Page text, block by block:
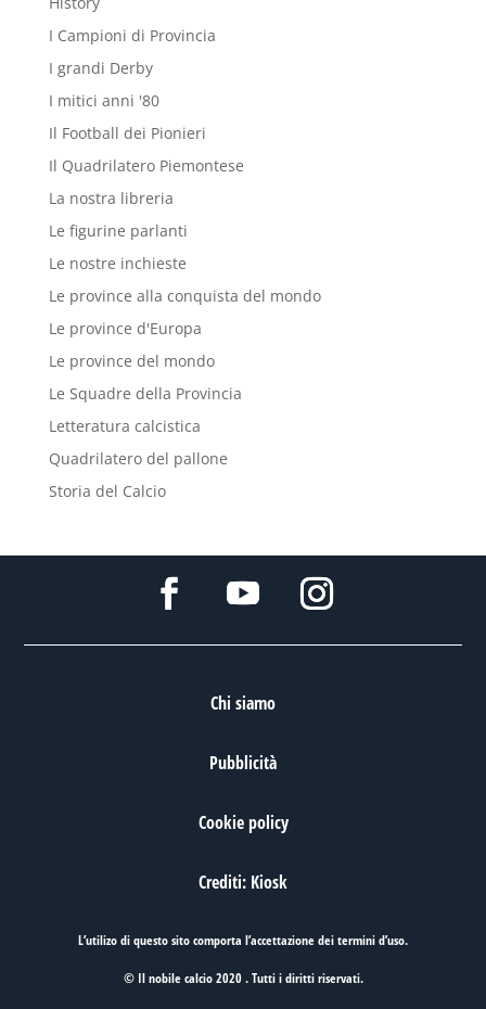
I Campioni di Provincia
I grandi Derby
I mitici anni '80
Il Football dei Pionieri
Il Quadrilatero Piemontese
La nostra libreria
Le figurine parlanti
Le nostre inchieste
Le province alla conquista del mondo
Le province d'Europa
Le province del mondo
Le Squadre della Provincia
Letteratura calcistica
Quadrilatero del pallone
Storia del Calcio
Chi siamo
Pubblicità
Cookie policy
Crediti: Kiosk
L’utilizo di questo sito comporta l’accettazione deitermini d’uso.
© Il nobile calcio 2020 . Tutti i diritti riservati.